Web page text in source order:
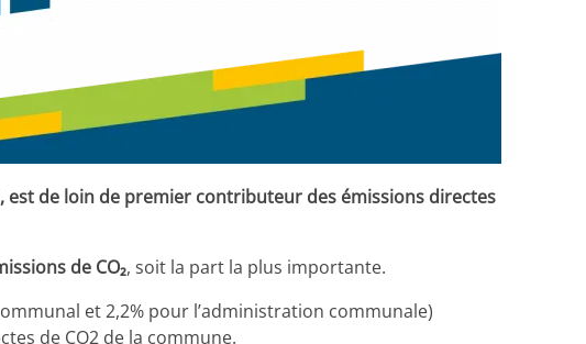
est de loin de premier contributeur des émissions directes
de CO₂, soit la part la plus importante.
et 2,2% pour l’administration communale)
de CO2 de la commune.